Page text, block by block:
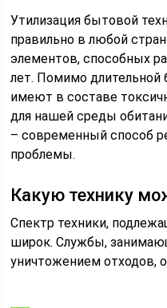
Утилизация бытовой
правильно в любой
элементов, способных
лет. Помимо длительной
имеют в составе
для нашей среды
– современный способ
проблемы.
Какую технику
Спектр техники,
широк. Службы,
уничтожением отходов,